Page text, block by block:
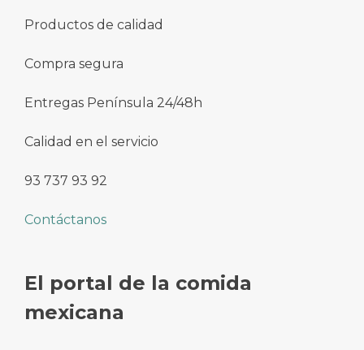
Productos de calidad
Compra segura
Entregas Península 24/48h
Calidad en el servicio
93 737 93 92
Contáctanos
El portal de la comida
mexicana